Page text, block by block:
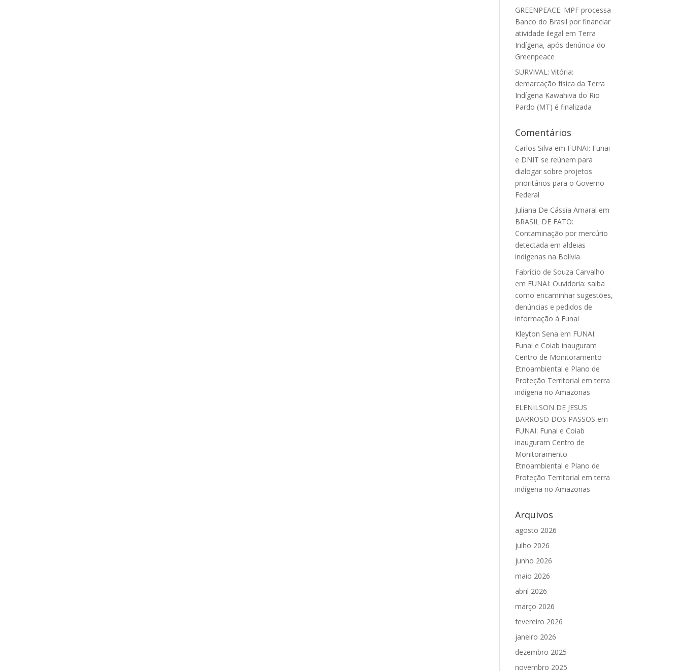
GREENPEACE: MPF processa
Banco do Brasil por financiar
atividade ilegal em Terra
Indígena, após denúncia do
Greenpeace
SURVIVAL: Vitória:
demarcação física da Terra
Indígena Kawahiva do Rio
Pardo (MT) é finalizada
Comentários
Carlos Silva em FUNAI: Funai
e DNIT se reúnem para
dialogar sobre projetos
prioritários para o Governo
Federal
Juliana De Cássia Amaral em
BRASIL DE FATO:
Contaminação por mercúrio
detectada em aldeias
indígenas na Bolívia
Fabrício de Souza Carvalho
em FUNAI: Ouvidoria: saiba
como encaminhar sugestões,
denúncias e pedidos de
informação à Funai
Kleyton Sena em FUNAI:
Funai e Coiab inauguram
Centro de Monitoramento
Etnoambiental e Plano de
Proteção Territorial em terra
indígena no Amazonas
ELENILSON DE JESUS
BARROSO DOS PASSOS em
FUNAI: Funai e Coiab
inauguram Centro de
Monitoramento
Etnoambiental e Plano de
Proteção Territorial em terra
indígena no Amazonas
Arquivos
agosto 2026
julho 2026
junho 2026
maio 2026
abril 2026
março 2026
fevereiro 2026
janeiro 2026
dezembro 2025
novembro 2025